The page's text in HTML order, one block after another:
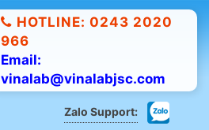
HOTLINE: 0243 2020
966
Email:
vinalab@vinalabjsc.com
Zalo Support: